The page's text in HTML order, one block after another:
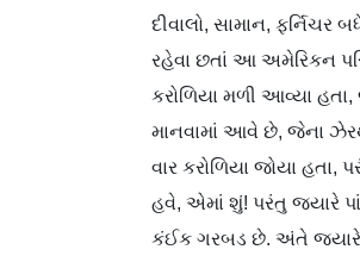
દીવાલો, સામાન,
રહેવા છતાં આ અમેરિકન
કરોળિયા મળી આવ્યા
માનવામાં આવે છે, જેના
વાર કરોળિયા જોયા
હવે, એમાં શું! પરંતુ જ્યારે
કંઈક ગરબડ છે. અંતે જ્યારે